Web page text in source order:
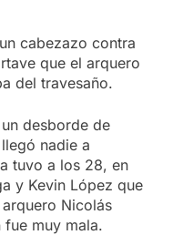
full LED en
Varela
dejará de
una ola de frío
cercanas a 1°C
contra la
Privada
cabezazo contra
que el arquero
del travesaño.
desborde de
nadie a
tuvo a los 28, en
y Kevin López que
Nicolás
muy mala.